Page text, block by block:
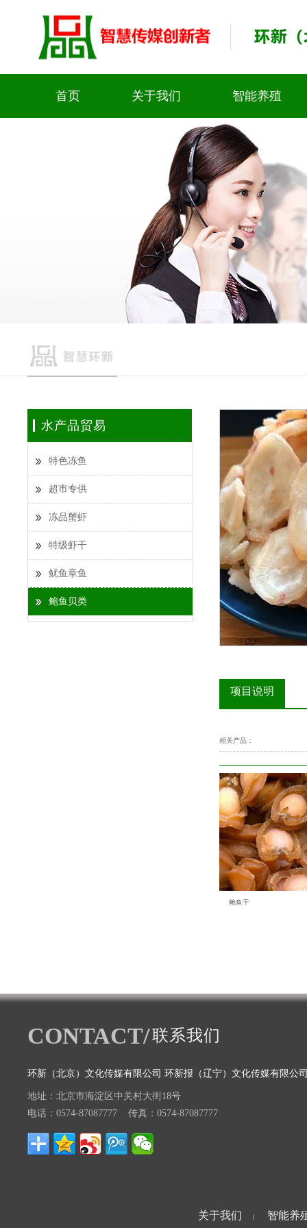
首页 关于我们 智能养殖
水产品贸易
特色冻鱼
超市专供
冻品蟹虾
特级虾干
鱿鱼章鱼
鲍鱼贝类
项目说明
相关产品：
鲍鱼干
CONTACT/联系我们
环新（北京）文化传媒有限公司 环新报（辽宁）文化传媒有限公
地址：北京市海淀区中关村大街18号
电话：0574-87087777 传真：0574-87087777
关于我们 | 智能养